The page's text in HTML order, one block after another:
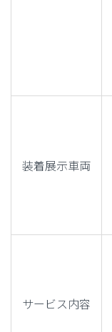
装着展示車両
サービス内容